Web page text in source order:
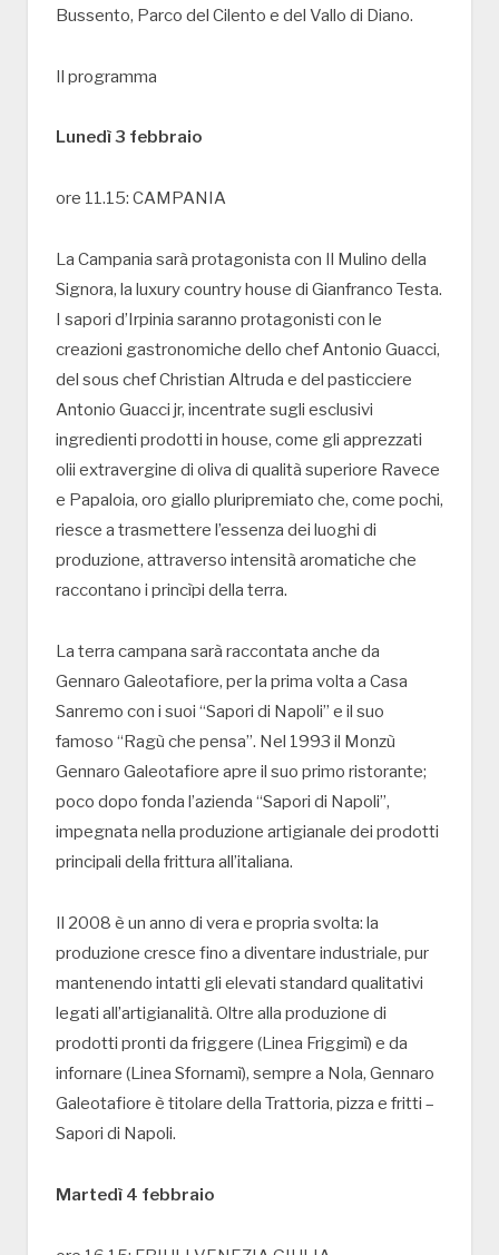
Bussento, Parco del Cilento e del Vallo di Diano.
Il programma
Lunedì 3 febbraio
ore 11.15: CAMPANIA
La Campania sarà protagonista con Il Mulino della
Signora, la luxury country house di Gianfranco Testa.
I sapori d’Irpinia saranno protagonisti con le
creazioni gastronomiche dello chef Antonio Guacci,
del sous chef Christian Altruda e del pasticciere
Antonio Guacci jr, incentrate sugli esclusivi
ingredienti prodotti in house, come gli apprezzati
olii extravergine di oliva di qualità superiore Ravece
e Papaloia, oro giallo pluripremiato che, come pochi,
riesce a trasmettere l’essenza dei luoghi di
produzione, attraverso intensità aromatiche che
raccontano i princìpi della terra.
La terra campana sarà raccontata anche da
Gennaro Galeotafiore, per la prima volta a Casa
Sanremo con i suoi “Sapori di Napoli” e il suo
famoso “Ragù che pensa”. Nel 1993 il Monzù
Gennaro Galeotafiore apre il suo primo ristorante;
poco dopo fonda l’azienda “Sapori di Napoli”,
impegnata nella produzione artigianale dei prodotti
principali della frittura all’italiana.
Il 2008 è un anno di vera e propria svolta: la
produzione cresce fino a diventare industriale, pur
mantenendo intatti gli elevati standard qualitativi
legati all’artigianalità. Oltre alla produzione di
prodotti pronti da friggere (Linea Friggimì) e da
infornare (Linea Sfornamì), sempre a Nola, Gennaro
Galeotafiore è titolare della Trattoria, pizza e fritti –
Sapori di Napoli.
Martedì 4 febbraio